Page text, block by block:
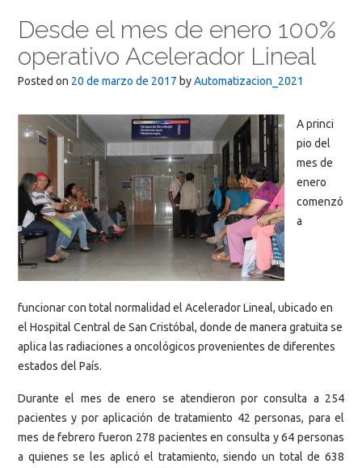
Desde el mes de enero 100%
operativo Acelerador Lineal
Posted on 20 de marzo de 2017 byAutomatizacion_2021
A princi
pio del
mes de
enero
comenzó
a
funcionar con total normalidad el Acelerador Lineal, ubicado en
el Hospital Central de San Cristóbal, donde de manera gratuita se
aplica las radiaciones a oncológicos provenientes de diferentes
estados del País.
Durante el mes de enero se atendieron por consulta a 254
pacientes y por aplicación de tratamiento 42 personas, para el
mes de febrero fueron 278 pacientes en consulta y 64 personas
a quienes se les aplicó el tratamiento, siendo un total de 638